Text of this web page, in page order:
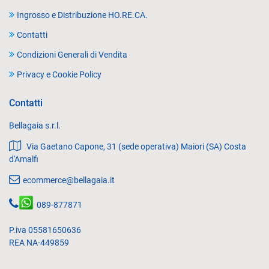
Ingrosso e Distribuzione HO.RE.CA.
Contatti
Condizioni Generali di Vendita
Privacy e Cookie Policy
Contatti
Bellagaia s.r.l.
Via Gaetano Capone, 31 (sede operativa) Maiori (SA) Costa
d'Amalfi
ecommerce@bellagaia.it
089-877871
P.iva 05581650636
REA NA-449859